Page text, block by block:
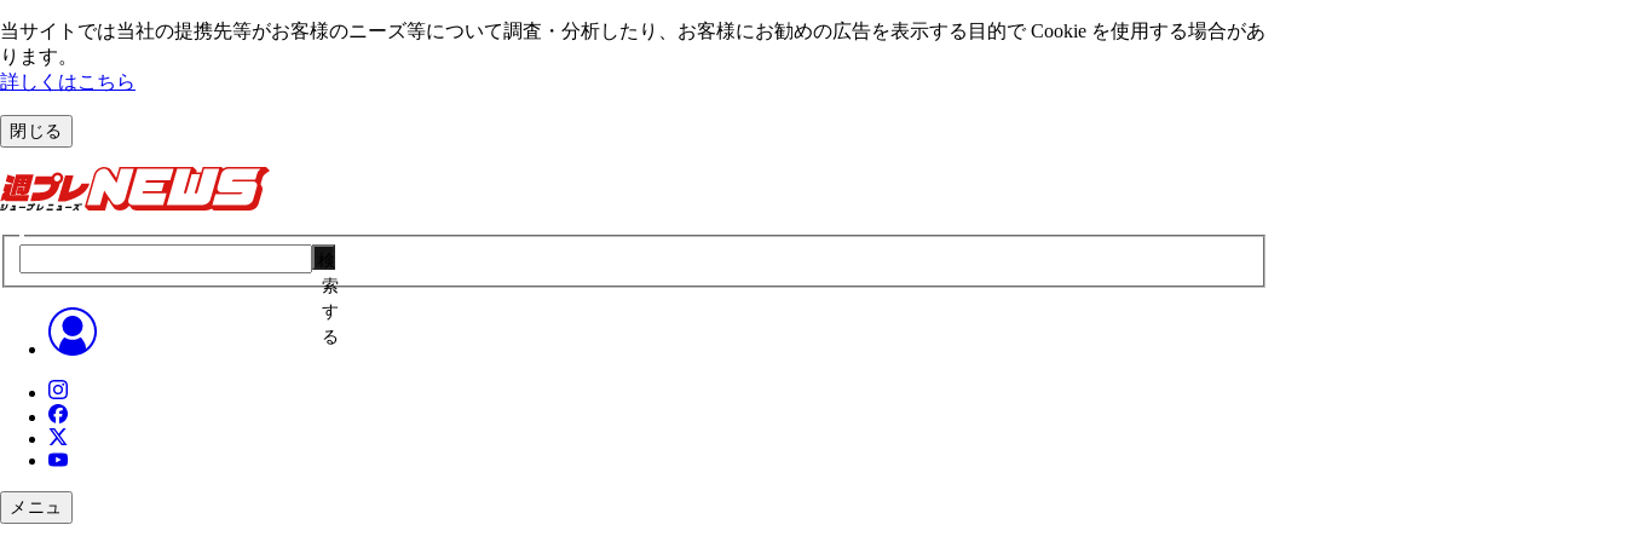
当サイトでは当社の提携先等がお客様のニーズ等について調査・分析したり、お客様にお勧めの広告を表⽰する⽬的で Cookie を使⽤する場合があ
ります。
詳しくはこちら
閉じる
索
す
る
メニュ